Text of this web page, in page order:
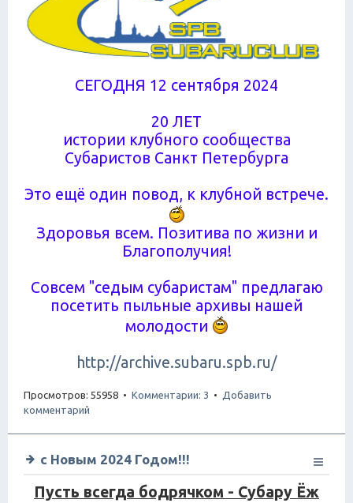
СЕГОДНЯ 12 сентября 2024
20 ЛЕТ
истории клубного сообщества
Субаристов Санкт Петербурга
Это ещё один повод, к клубной встрече.
Здоровья всем. Позитива по жизни и
Благополучия!
Совсем "седым субаристам" предлагаю
посетить пыльные архивы нашей
молодости
http://archive.subaru.spb.ru/
Просмотров: 55958 • Комментарии: 3 •
Добавить
комментарий
с Новым 2024 Годом!!!
Пусть всегда бодрячком - Субару Ёж